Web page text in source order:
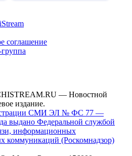
соглашение
— Новостной
издание.
СМИ ЭЛ № ФС 77 —
выдано Федеральной службой
информационных
коммуникаций (Роскомнадзор)